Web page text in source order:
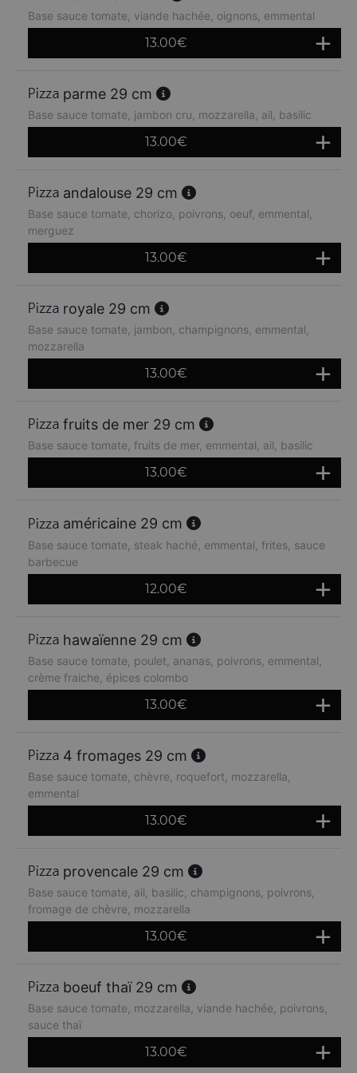
Base sauce tomate, viande hachée, oignons, emmental
13.00€
parme 29 cm
Base sauce tomate, jambon cru, mozzarella, ail, basilic
13.00€
andalouse 29 cm
Base sauce tomate, chorizo, poivrons, oeuf, emmental,
merguez
13.00€
royale 29 cm
Base sauce tomate, jambon, champignons, emmental,
mozzarella
13.00€
fruits de mer 29 cm
Base sauce tomate, fruits de mer, emmental, ail, basilic
13.00€
américaine 29 cm
Base sauce tomate, steak haché, emmental, frites, sauce
barbecue
12.00€
hawaïenne 29 cm
Base sauce tomate, poulet, ananas, poivrons, emmental,
crème fraiche, épices colombo
13.00€
4 fromages 29 cm
Base sauce tomate, chèvre, roquefort, mozzarella,
emmental
13.00€
provencale 29 cm
Base sauce tomate, ail, basilic, champignons, poivrons,
fromage de chèvre, mozzarella
13.00€
boeuf thaï 29 cm
Base sauce tomate, mozzarella, viande hachée, poivrons,
sauce thaï
13.00€